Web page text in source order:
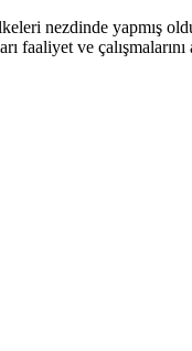
nezdinde yapmış
faaliyet ve